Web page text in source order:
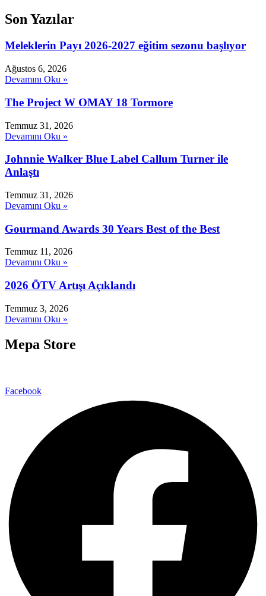
Son Yazılar
Meleklerin Payı 2026-2027 eğitim sezonu başlıyor
Ağustos 6, 2026
Devamını Oku »
The Project W OMAY 18 Tormore
Temmuz 31, 2026
Devamını Oku »
Johnnie Walker Blue Label Callum Turner ile
Anlaştı
Temmuz 31, 2026
Devamını Oku »
Gourmand Awards 30 Years Best of the Best
Temmuz 11, 2026
Devamını Oku »
2026 ÖTV Artışı Açıklandı
Temmuz 3, 2026
Devamını Oku »
Mepa Store
Facebook